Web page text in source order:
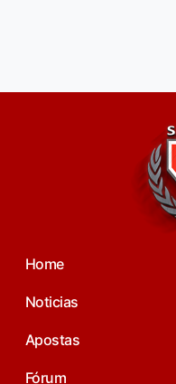
Home
Noticias
Apostas
Fórum